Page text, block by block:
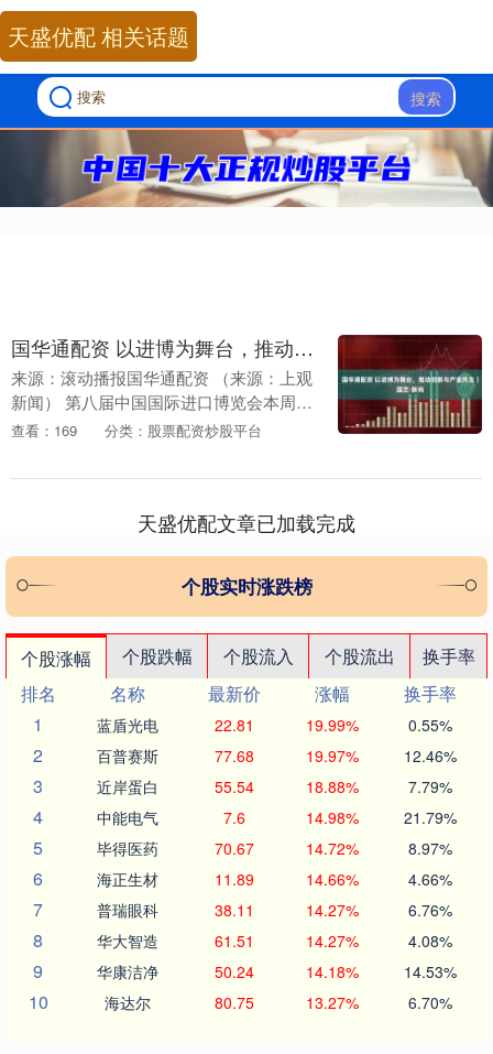
搜索
天盛优配 相关话题
国华通配资 以进博为舞台，推动创新与产业共生｜国艺·新尚
来源：滚动播报国华通配资 （来源：上观
新闻） 第八届中国国际进口博览会本周在
沪举办，一些知名时尚集团也相聚亮相展
学表达 作....
查看：169 分类：股票配资炒股平台
天盛优配文章已加载完成
个股实时涨跌榜
个股涨幅 个股跌幅 个股流入 个股流出
换手率
排名
名称 最新价 涨幅
换手率
1
蓝盾光电 22.81 19.99% 0.55%
2 百普赛斯 77.68 19.97% 12.46%
3 近岸蛋白 55.54 18.88% 7.79%
4 中能电气 7.6 14.98% 21.79%
5 毕得医药 70.67 14.72% 8.97%
6 海正生材 11.89 14.66% 4.66%
7 普瑞眼科 38.11 14.27% 6.76%
8 华大智造 61.51 14.27% 4.08%
9 华康洁净 50.24 14.18% 14.53%
10 海达尔 80.75 13.27% 6.70%